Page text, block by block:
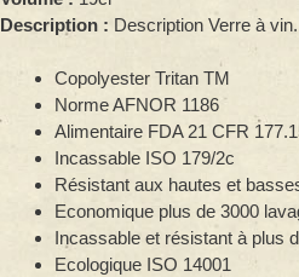
Description : Description Verre à vin.
Copolyester Tritan TM
Norme AFNOR 1186
Alimentaire FDA 21 CFR
Incassable ISO 179/2c
Résistant aux hautes et
Economique plus de 3000
Incassable et résistant à plus
Ecologique ISO 14001